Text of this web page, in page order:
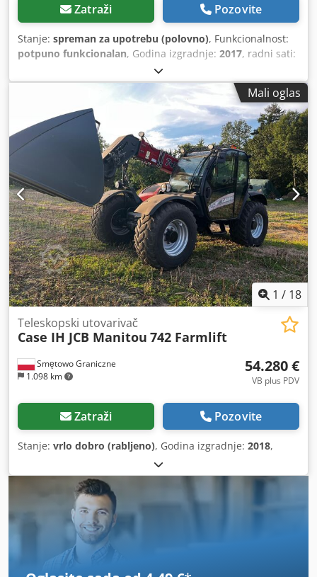
Zatraži Pozovite
Stanje: spreman za upotrebu (polovno), Funkcionalnost:
potpuno funkcionalan, Godina izgradnje: 2017, radni sati:
366 kW (497,62 KS)
maksimalna brzina:30 km/h, prva registracija:07/2017,
sljedeći pregled (TÜV):07/2026
, dimenzija stražnje gume:
500/85 R24, broj mašine/vozila:YHG233775, Oprema:
kabina, klima-uređaj, kvačilo prikolice, rasvjeta, repa
rezač
Mali oglas
1 / 18
Smętowo Graniczne
1.098 km
Teleskopski utovarivač
Case IH JCB Manitou 742 Farmlift
54.280 €
VB plus PDV
Zatraži Pozovite
Stanje: vrlo dobro (rabljeno), Godina izgradnje: 2018,